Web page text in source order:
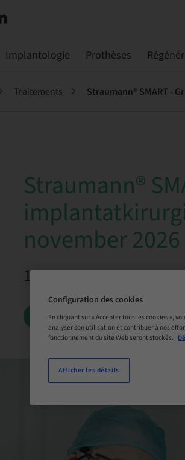
Implantologie Prothèses
Traitements
Straumann®
november
19. nov. 2026 – 20.
LISTE D’ATTENTE
Configuration des cookies
En cliquant sur « Accepter tous les cookies »,
analyser son utilisation et contribuer à nos
fonctionnement du site Web seront stockés.
Afficher les détails